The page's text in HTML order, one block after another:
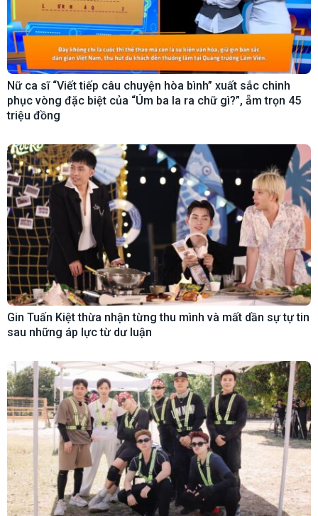
Nữ ca sĩ “Viết tiếp câu chuyện hòa bình” xuất sắc chinh
phục vòng đặc biệt của “Úm ba la ra chữ gì?”, ẵm trọn 45
triệu đồng
Gin Tuấn Kiệt thừa nhận từng thu mình và mất dần sự tự tin
sau những áp lực từ dư luận